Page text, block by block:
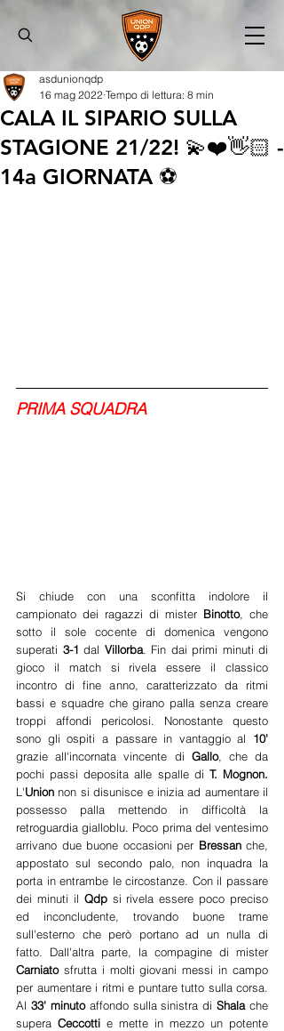
CALA IL SIPARIO SULLA
STAGIONE 21/22! 💫❤️👋🏻 -
14a GIORNATA ⚽
asdunionqdp
16 mag 2022 Tempo di lettura: 8 min
PRIMA SQUADRA
Si chiude con una sconfitta indolore il
campionato dei ragazzi di mister Binotto, che
sotto il sole cocente di domenica vengono
superati 3-1 dal Villorba. Fin dai primi minuti di
gioco il match si rivela essere il classico
incontro di fine anno, caratterizzato da ritmi
bassi e squadre che girano palla senza creare
troppi affondi pericolosi. Nonostante questo
sono gli ospiti a passare in vantaggio al
grazie all'incornata vincente di Gallo, che da
pochi passi deposita alle spalle di T. Mognon.
L'Union non si disunisce e inizia ad aumentare il
possesso palla mettendo in difficoltà la
retroguardia gialloblu. Poco prima del ventesimo
arrivano due buone occasioni per Bressan che,
appostato sul secondo palo, non inquadra la
porta in entrambe le circostanze. Con il passare
dei minuti il Qdp si rivela essere poco preciso
ed inconcludente, trovando buone trame
sull'esterno che però portano ad un nulla di
Carniato sfrutta i molti giovani messi in campo
per aumentare i ritmi e puntare tutto sulla corsa.
Al 33' minuto affondo sulla sinistra di Shala che
supera Ceccotti e mette in mezzo un potente